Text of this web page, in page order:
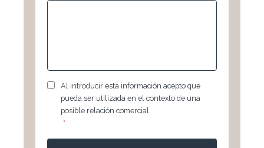
RGPD *
Al introducir esta información acepto que
pueda ser utilizada en el contexto de una
posible relación comercial.
*